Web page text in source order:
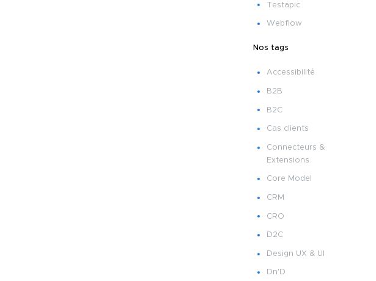
Testapic
Webflow
Nos tags
Accessibilité
B2B
B2C
Cas clients
Connecteurs &
Extensions
Core Model
CRM
CRO
D2C
Design UX & UI
Dn'D